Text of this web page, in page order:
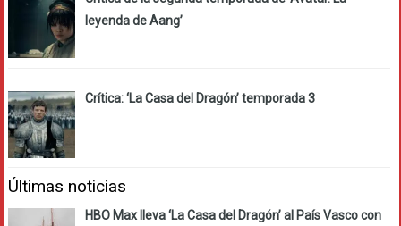
leyenda de Aang’
Crítica: ‘La Casa del Dragón’ temporada 3
Últimas noticias
HBO Max lleva ‘La Casa del Dragón’ al País Vasco con